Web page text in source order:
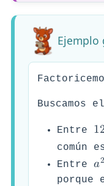
Ejemplo
Buscamos
Entre 1
común
Entre 𝑎2
porque